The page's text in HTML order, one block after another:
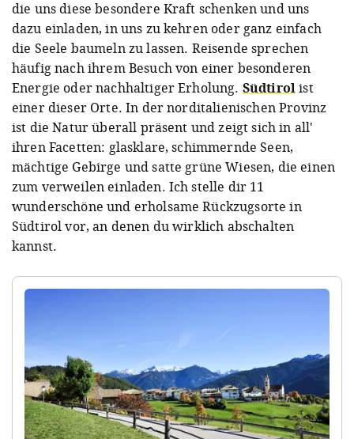
die uns diese besondere Kraft schenken und uns
dazu einladen, in uns zu kehren oder ganz einfach
die Seele baumeln zu lassen. Reisende sprechen
häufig nach ihrem Besuch von einer besonderen
Energie oder nachhaltiger Erholung. Südtirolist
einer dieser Orte. In der norditalienischen Provinz
ist die Natur überall präsent und zeigt sich in all'
ihren Facetten: glasklare, schimmernde Seen,
mächtige Gebirge und satte grüne Wiesen, die einen
zum verweilen einladen. Ich stelle dir 11
wunderschöne und erholsame Rückzugsorte in
Südtirol vor, an denen du wirklich abschalten
kannst.